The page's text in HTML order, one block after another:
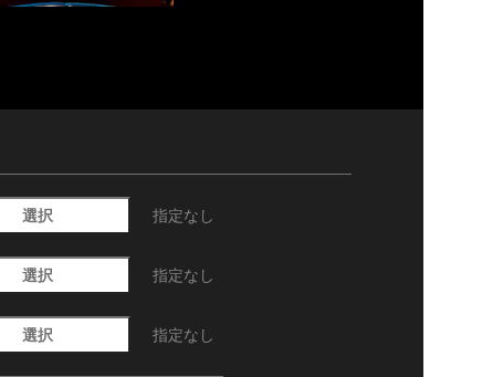
選択 指定なし
選択 指定なし
選択 指定なし